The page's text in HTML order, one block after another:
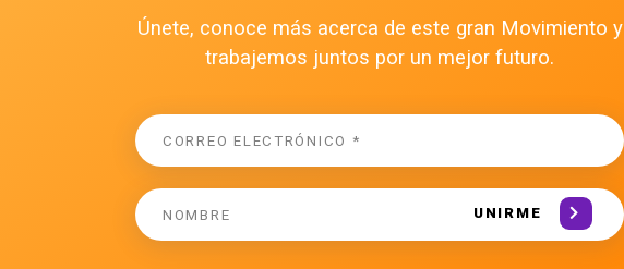
Únete, conoce más acerca de este gran Movimiento y
trabajemos juntos por un mejor futuro.
UNIRME